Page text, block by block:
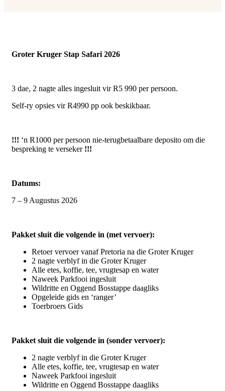
Groter Kruger Stap Safari 2026
3 dae, 2 nagte alles ingesluit vir R5 990 per persoon.
Self-ry opsies vir R4990 pp ook beskikbaar.
!!! ‘n R1000 per persoon nie-terugbetaalbare deposito om die
bespreking te verseker !!!
Datums:
7 – 9 Augustus 2026
Pakket sluit die volgende in (met vervoer):
Retoer vervoer vanaf Pretoria na die Groter Kruger
2 nagte verblyf in die Groter Kruger
Alle etes, koffie, tee, vrugtesap en water
Naweek Parkfooi ingesluit
Wildritte en Oggend Bosstappe daagliks
Opgeleide gids en ‘ranger’
Toerbroers Gids
Pakket sluit die volgende in (sonder vervoer):
2 nagte verblyf in die Groter Kruger
Alle etes, koffie, tee, vrugtesap en water
Naweek Parkfooi ingesluit
Wildritte en Oggend Bosstappe daagliks